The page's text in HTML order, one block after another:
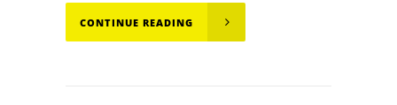
CONTINUE READING